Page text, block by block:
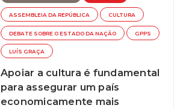
ASSEMBLEIA DA REPÚBLICA CULTURA
DEBATE SOBRE O ESTADO DA NAÇÃO GPPS
LUÍS GRAÇA
Apoiar a cultura é fundamental
para assegurar um país
economicamente mais